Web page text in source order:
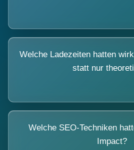
Welche Ladezeiten hatten
statt nur
Welche SEO-Techniken
Impact?